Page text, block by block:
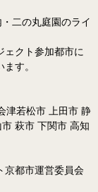
二の丸庭園のライ
ェクト参加都市に
す。
津若松市 上田市 静
萩市 下関市 高知
京都市運営委員会